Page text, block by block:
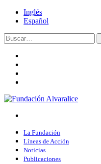
Inglés
Español
La Fundación
Líneas de Acción
Noticias
Publicaciones